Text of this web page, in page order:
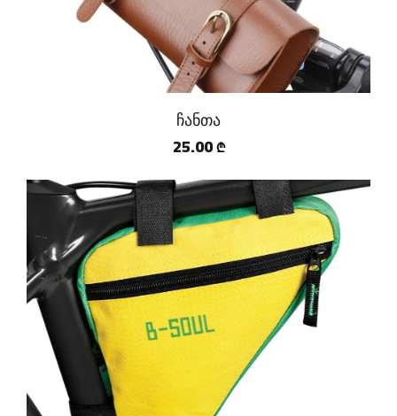
ჩანთა
25.00 ₾